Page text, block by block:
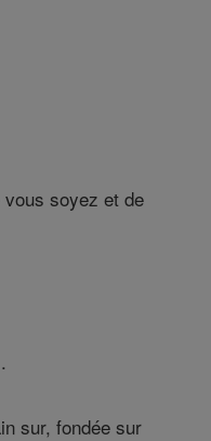
soyez et de
sur, fondée sur